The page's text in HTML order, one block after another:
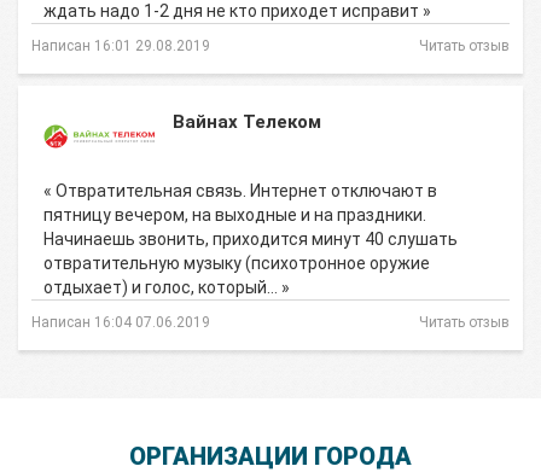
ждать надо 1-2 дня не кто приходет исправит »
Написан 16:01 29.08.2019 Читать отзыв
Вайнах Телеком
« Отвратительная связь. Интернет отключают в
пятницу вечером, на выходные и на праздники.
Начинаешь звонить, приходится минут 40 слушать
отвратительную музыку (психотронное оружие
отдыхает) и голос, который… »
Написан 16:04 07.06.2019 Читать отзыв
ОРГАНИЗАЦИИ ГОРОДА